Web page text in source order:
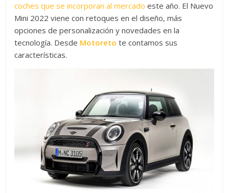
coches que se incorporan al mercado este año. El Nuevo
Mini 2022 viene con retoques en el diseño, más
opciones de personalización y novedades en la
tecnología. Desde Motoreto te contamos sus
características.